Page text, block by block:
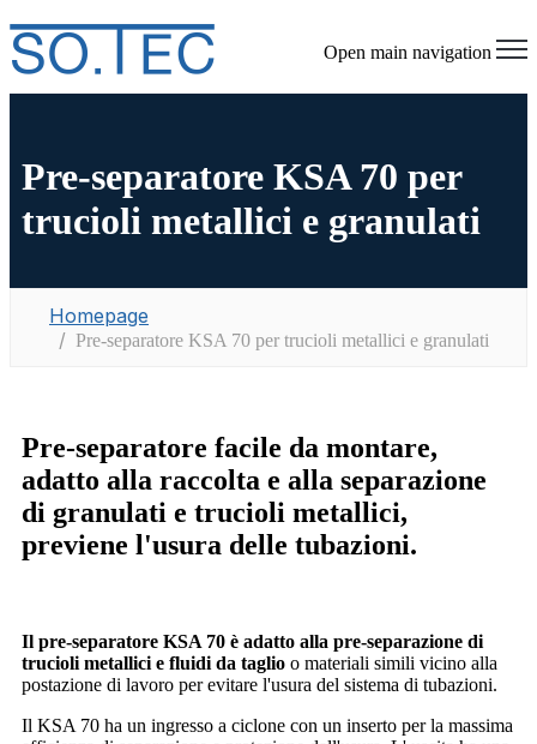
Open main navigation
Pre-separatore KSA 70 per
trucioli metallici e granulati
Homepage
Pre-separatore KSA 70 per trucioli metallici e granulati
Pre-separatore facile da montare,
adatto alla raccolta e alla separazione
di granulati e trucioli metallici,
previene l'usura delle tubazioni.
Il pre-separatore KSA 70 è adatto alla pre-separazione di
trucioli metallici e fluidi da taglio o materiali simili vicino alla
postazione di lavoro per evitare l'usura del sistema di tubazioni.
Il KSA 70 ha un ingresso a ciclone con un inserto per la massima